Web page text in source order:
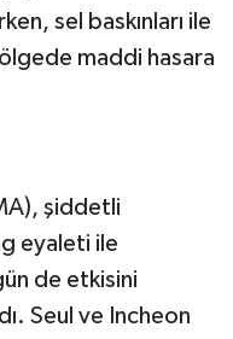
sel baskınları ile
maddi hasara
şiddetli
eyaleti ile
de etkisini
Seul ve Incheon